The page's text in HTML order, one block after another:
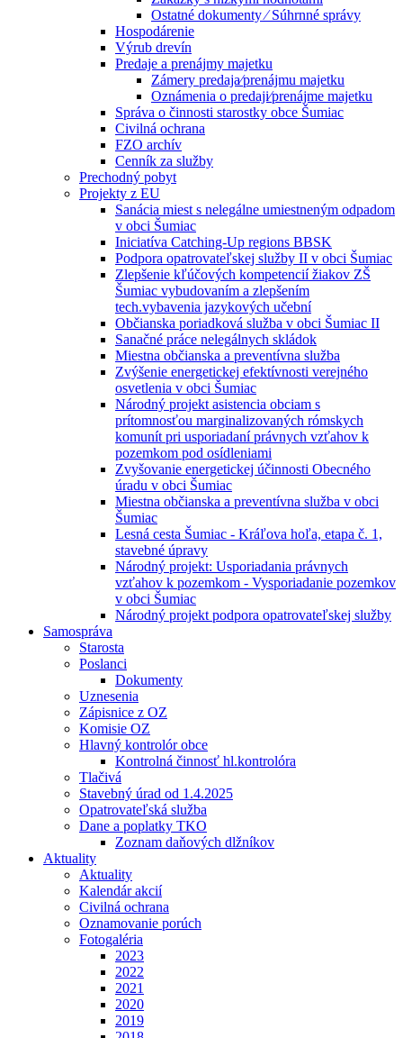
Ostatné dokumenty ⁄ Súhrnné správy
Hospodárenie
Výrub drevín
Predaje a prenájmy majetku
Zámery predaja⁄prenájmu majetku
Oznámenia o predaji⁄prenájme majetku
Správa o činnosti starostky obce Šumiac
Civilná ochrana
FZO archív
Cenník za služby
Prechodný pobyt
Projekty z EU
Sanácia miest s nelegálne umiestneným odpadom
v obci Šumiac
Iniciatíva Catching-Up regions BBSK
Podpora opatrovateľskej služby II v obci Šumiac
Zlepšenie kľúčových kompetencií žiakov ZŠ
Šumiac vybudovaním a zlepšením
tech.vybavenia jazykových učební
Občianska poriadková služba v obci Šumiac II
Sanačné práce nelegálnych skládok
Miestna občianska a preventívna služba
Zvýšenie energetickej efektívnosti verejného
osvetlenia v obci Šumiac
Národný projekt asistencia obciam s
prítomnosťou marginalizovaných rómskych
komunít pri usporiadaní právnych vzťahov k
pozemkom pod osídleniami
Zvyšovanie energetickej účinnosti Obecného
úradu v obci Šumiac
Miestna občianska a preventívna služba v obci
Šumiac
Lesná cesta Šumiac - Kráľova hoľa, etapa č. 1,
stavebné úpravy
Národný projekt: Usporiadania právnych
vzťahov k pozemkom - Vysporiadanie pozemkov
v obci Šumiac
Národný projekt podpora opatrovateľskej služby
Samospráva
Starosta
Poslanci
Dokumenty
Uznesenia
Zápisnice z OZ
Komisie OZ
Hlavný kontrolór obce
Kontrolná činnosť hl.kontrolóra
Tlačivá
Stavebný úrad od 1.4.2025
Opatrovateľská služba
Dane a poplatky TKO
Zoznam daňových dlžníkov
Aktuality
Aktuality
Kalendár akcií
Civilná ochrana
Oznamovanie porúch
Fotogaléria
2023
2022
2021
2020
2019